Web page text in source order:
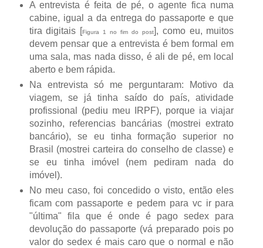
A entrevista é feita de pé, o agente fica numa
cabine, igual a da entrega do passaporte e que
tira digitais [Figura 1 no fim do post], como eu, muitos
devem pensar que a entrevista é bem formal em
uma sala, mas nada disso, é ali de pé, em local
aberto e bem rápida.
Na entrevista só me perguntaram: Motivo da
viagem, se já tinha saído do país, atividade
profissional (pediu meu IRPF), porque ia viajar
sozinho, referencias bancárias (mostrei extrato
bancário), se eu tinha formação superior no
Brasil (mostrei carteira do conselho de classe) e
se eu tinha imóvel (nem pediram nada do
imóvel).
No meu caso, foi concedido o visto, então eles
ficam com passaporte e pedem para vc ir para
"última" fila que é onde é pago sedex para
devolução do passaporte (vá preparado pois po
valor do sedex é mais caro que o normal e não